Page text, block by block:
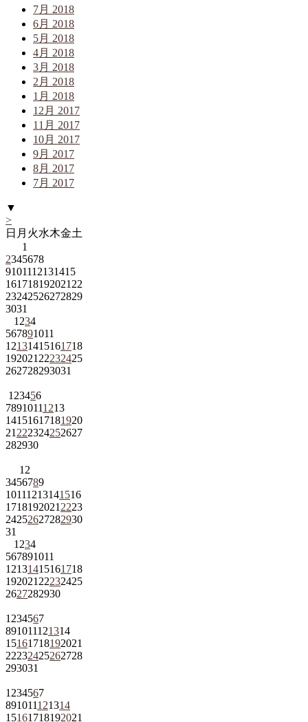
7月 2018
6月 2018
5月 2018
4月 2018
3月 2018
2月 2018
1月 2018
12月 2017
11月 2017
10月 2017
9月 2017
8月 2017
7月 2017
▼
>
日 月 火水木金土
1
2345678
9101112131415
161718192021 22
23242526272829
3031
1 234
567891011
12131415161718
192021 22232425
262728293031
1 23456
78910111213
14151617181920
21 222324252627
282930
1 2
3456789
10111213141516
1718192021 2223
24252627282930
31
1 234
567891011
12131415161718
192021 22232425
2627282930
1 234567
891011121314
15161718192021
22232425262728
293031
1 234567
891011121314
15161718192021